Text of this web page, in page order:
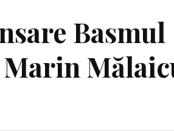
Basmul